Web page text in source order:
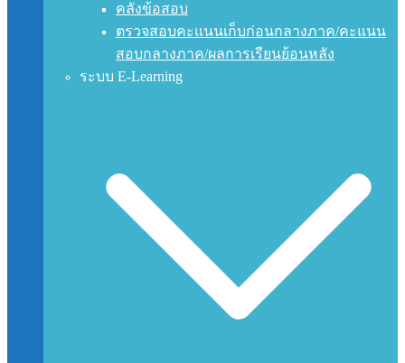
คลังข้อสอบ
ตรวจสอบคะแนนเก็บก่อนกลางภาค/คะแนน
สอบกลางภาค/ผลการเรียนย้อนหลัง
ระบบ E-Learning